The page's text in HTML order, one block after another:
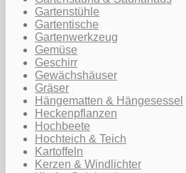
Gartenstühle
Gartentische
Gartenwerkzeug
Gemüse
Geschirr
Gewächshäuser
Gräser
Hängematten & Hängesessel
Heckenpflanzen
Hochbeete
Hochteich & Teich
Kartoffeln
Kerzen & Windlichter